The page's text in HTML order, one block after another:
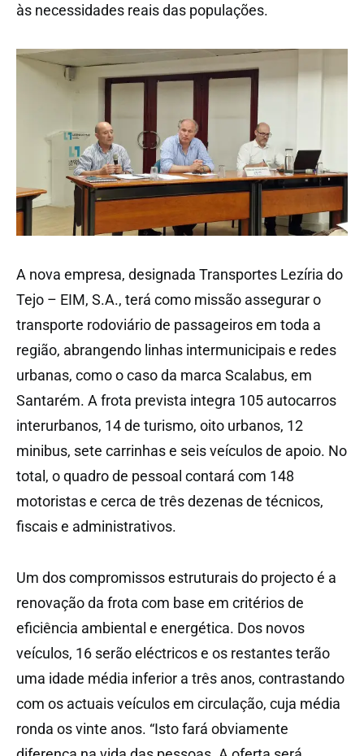
às necessidades reais das populações.
A nova empresa, designada Transportes Lezíria do
Tejo – EIM, S.A., terá como missão assegurar o
transporte rodoviário de passageiros em toda a
região, abrangendo linhas intermunicipais e redes
urbanas, como o caso da marca Scalabus, em
Santarém. A frota prevista integra 105 autocarros
interurbanos, 14 de turismo, oito urbanos, 12
minibus, sete carrinhas e seis veículos de apoio. No
total, o quadro de pessoal contará com 148
motoristas e cerca de três dezenas de técnicos,
fiscais e administrativos.
Um dos compromissos estruturais do projecto é a
renovação da frota com base em critérios de
eficiência ambiental e energética. Dos novos
veículos, 16 serão eléctricos e os restantes terão
uma idade média inferior a três anos, contrastando
com os actuais veículos em circulação, cuja média
ronda os vinte anos. “Isto fará obviamente